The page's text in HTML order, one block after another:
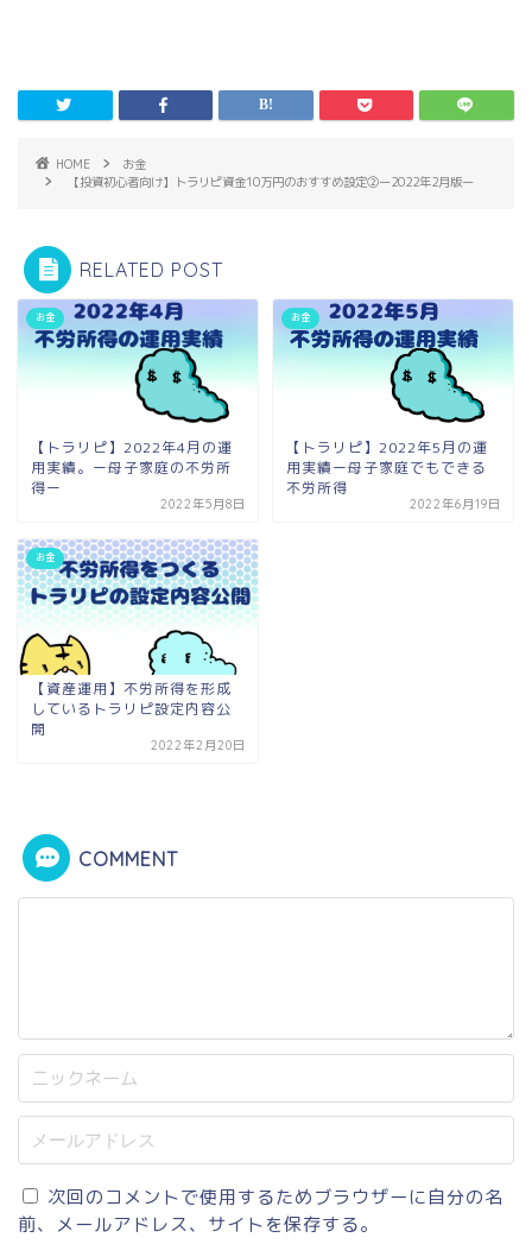
HOME
お金
【投資初心者向け】トラリピ資金10万円のおすすめ設定②ー2022年2月版ー
RELATED POST
お金
【トラリピ】2022年4月の運
用実績。ー母子家庭の不労所
得ー
2022年5月8日
お金
【トラリピ】2022年5月の運
用実績ー母子家庭でもできる
不労所得
2022年6月19日
お金
【資産運用】不労所得を形成
しているトラリピ設定内容公
開
2022年2月20日
COMMENT
次回のコメントで使用するためブラウザーに自分の名
前、メールアドレス、サイトを保存する。